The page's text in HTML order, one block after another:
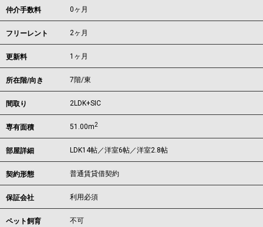
仲介手数料 0ヶ月
フリーレント 2ヶ月
更新料 1ヶ月
所在階/向き 7階/東
間取り 2LDK+SIC
専有面積 51.00m2
部屋詳細 LDK14帖／洋室6帖／洋室2.8帖
契約形態 普通賃貸借契約
保証会社 利用必須
ペット飼育 不可